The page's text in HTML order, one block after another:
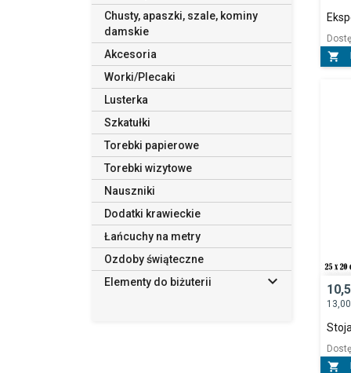
Chusty, apaszki, szale, kominy
damskie
Akcesoria
Worki/Plecaki
Lusterka
Szkatułki
Torebki papierowe
Torebki wizytowe
Nauszniki
Dodatki krawieckie
Łańcuchy na metry
Ozdoby świąteczne
Elementy do biżuterii

która
– od
oraz

13,00
